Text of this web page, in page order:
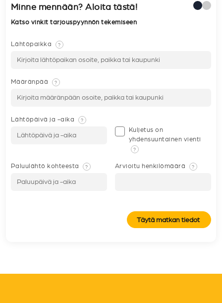
Minne mennään? Aloita tästä!
Katso vinkit tarjouspyynnön tekemiseen
Lähtöpaikka ?
Määränpää ?
Lähtöpäivä ja -aika ?
Kuljetus on
yhdensuuntainen vienti
?
Paluulähtö kohteesta ? Arvioitu henkilömäärä ?
Täytä matkan tiedot